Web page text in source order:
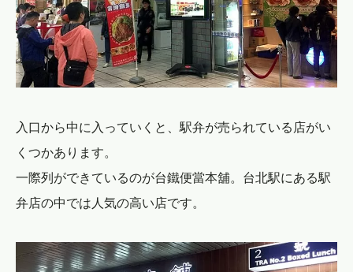
入口から中に入っていくと、駅弁が売られている店がい
くつかあります。
一際列ができているのが台鐵便當本舖。台北駅にある駅
弁店の中では人気の高い店です。